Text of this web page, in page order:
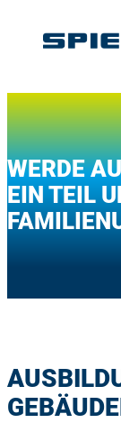
Inhalt
WERDE
EIN TEIL